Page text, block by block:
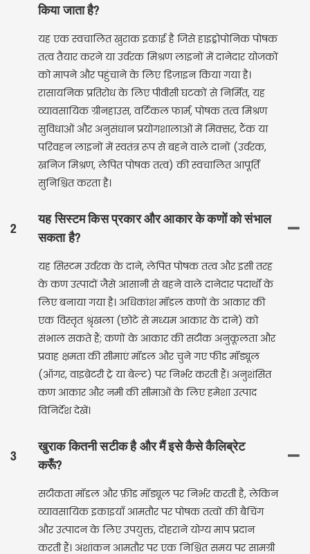
किया जाता है?
यह एक स्वचालित खुराक इकाई है जिसे हाइड्रोपोनिक पोषक
तत्व तैयार करने या उर्वरक मिश्रण लाइनों में दानेदार योजकों
को मापने और पहुंचाने के लिए डिज़ाइन किया गया है।
रासायनिक प्रतिरोध के लिए पीवीसी घटकों से निर्मित, यह
व्यावसायिक ग्रीनहाउस, वर्टिकल फार्म, पोषक तत्व मिश्रण
सुविधाओं और अनुसंधान प्रयोगशालाओं में मिक्सर, टैंक या
परिवहन लाइनों में स्वतंत्र रूप से बहने वाले दानों (उर्वरक,
खनिज मिश्रण, लेपित पोषक तत्व) की स्वचालित आपूर्ति
सुनिश्चित करता है।
2
यह सिस्टम किस प्रकार और आकार के कणों को संभाल
सकता है?
यह सिस्टम उर्वरक के दाने, लेपित पोषक तत्व और इसी तरह
के कण उत्पादों जैसे आसानी से बहने वाले दानेदार पदार्थों के
लिए बनाया गया है। अधिकांश मॉडल कणों के आकार की
एक विस्तृत श्रृंखला (छोटे से मध्यम आकार के दाने) को
संभाल सकते हैं; कणों के आकार की सटीक अनुकूलता और
प्रवाह क्षमता की सीमाएं मॉडल और चुने गए फीड मॉड्यूल
(ऑगर, वाइब्रेटरी ट्रे या बेल्ट) पर निर्भर करती हैं। अनुशंसित
कण आकार और नमी की सीमाओं के लिए हमेशा उत्पाद
विनिर्देश देखें।
3
खुराक कितनी सटीक है और मैं इसे कैसे कैलिब्रेट
करूँ?
सटीकता मॉडल और फ़ीड मॉड्यूल पर निर्भर करती है, लेकिन
व्यावसायिक इकाइयाँ आमतौर पर पोषक तत्वों की बैचिंग
और उत्पादन के लिए उपयुक्त, दोहराने योग्य माप प्रदान
करती हैं। अंशांकन आमतौर पर एक निश्चित समय पर सामग्री